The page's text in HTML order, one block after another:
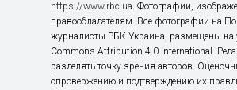
https://www.rbc.ua. Фотографии,
правообладателям. Все фотографии на
журналисты РБК-Украина, размещены на
Commons Attribution 4.0 International.
разделять точку зрения авторов.
опровержению и подтверждению их